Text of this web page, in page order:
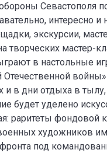
Севастополя
интересно и
экскурсии,
творческих мастер-
в настольные
в дни отдыха в
будет уделено
раритеты
художников
под